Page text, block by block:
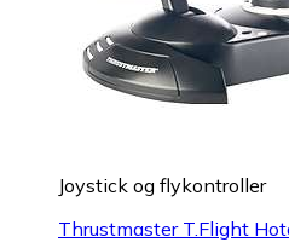
Joystick og flykontroller
Thrustmaster T.Flight